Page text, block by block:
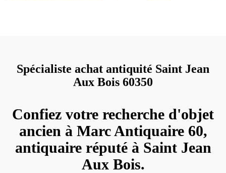
Spécialiste achat antiquité Saint Jean
Aux Bois 60350
Confiez votre recherche d'objet
ancien à Marc Antiquaire 60,
antiquaire réputé à Saint Jean
Aux Bois.